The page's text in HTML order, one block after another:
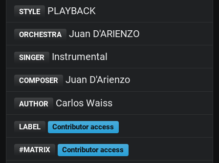
STYLE PLAYBACK
ORCHESTRA Juan D'ARIENZO
SINGER Instrumental
COMPOSER Juan D'Arienzo
AUTHOR Carlos Waiss
LABEL Contributor access
#MATRIX Contributor access